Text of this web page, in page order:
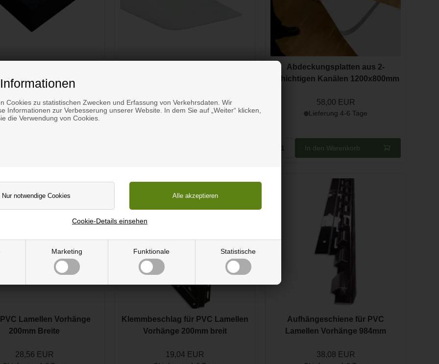
Cookies zu statistischen Zwecken und Erfassung von Verkehrsdaten. Wir
Informationen zur Verbesserung unserer Website. In dem Sie auf „Weiter“ klicken,
die Verwendung von Cookies.
Marketing Funktionale Statistische
Cookie-Details einsehen
Kunststoff nach Maß
Ab 13,99 EUR
Lieferung 4-6 Tage
65,00 EUR
Lieferung 4-6 Tage
Abdeckungsplatten aus 2-
schichtigen Kanälen 1200x800mm
58,00 EUR
Lieferung 4-6 Tage
In den Warenkorb
Lamellen Vorhänge
200mm Breite
28,56 EUR
Klemmbeschlag für PVC Lamellen
Vorhänge 200mm breit
19,04 EUR
Aufhängeschiene für PVC
Lamellen Vorhänge 984mm
38,08 EUR